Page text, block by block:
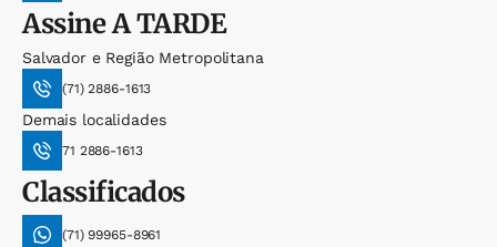
AssineA TARDE
Salvador e Região Metropolitana
(71) 2886-1613
Demais localidades
71 2886-1613
Classificados
(71) 99965-8961